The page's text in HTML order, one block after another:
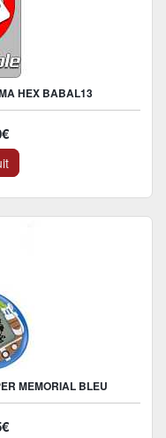
HEX BABAL13
MEMORIAL BLEU